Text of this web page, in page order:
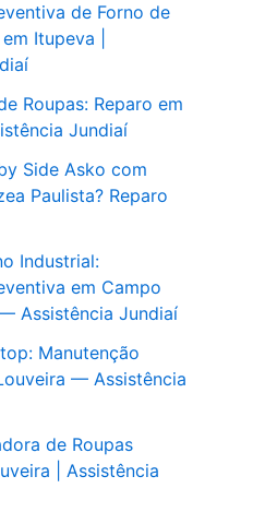
de Forno de
Itupeva |
Roupas: Reparo em
Jundiaí
Side Asko com
Paulista? Reparo
Industrial:
em Campo
Assistência Jundiaí
Manutenção
— Assistência
de Roupas
| Assistência